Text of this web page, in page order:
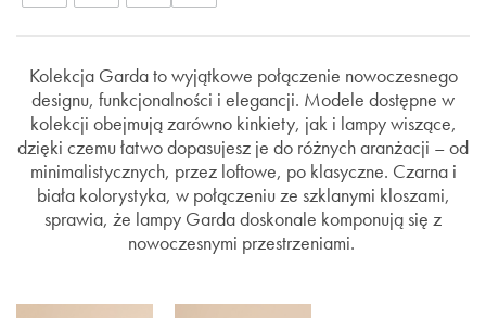
Kolekcja Garda to wyjątkowe połączenie nowoczesnego
designu, funkcjonalności i elegancji. Modele dostępne w
kolekcji obejmują zarówno kinkiety, jak i lampy wiszące,
dzięki czemu łatwo dopasujesz je do różnych aranżacji – od
minimalistycznych, przez loftowe, po klasyczne. Czarna i
biała kolorystyka, w połączeniu ze szklanymi kloszami,
sprawia, że lampy Garda doskonale komponują się z
nowoczesnymi przestrzeniami.